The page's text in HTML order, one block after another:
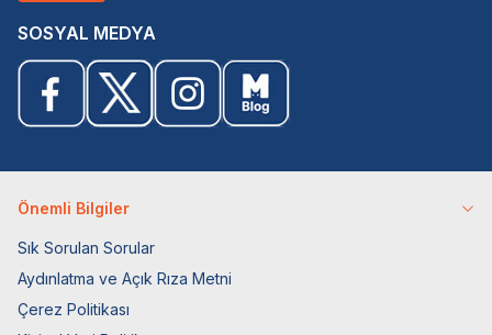
SOSYAL MEDYA
Önemli Bilgiler
Sık Sorulan Sorular
Aydınlatma ve Açık Rıza Metni
Çerez Politikası